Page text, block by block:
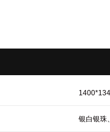
银白银珠